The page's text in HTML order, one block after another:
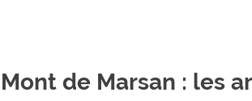
Mont de Marsan : les